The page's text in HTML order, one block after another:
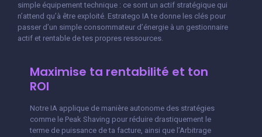
simple équipement technique : ce sont un actif stratégique qui
n’attend qu’à être exploité. Estratego IA te donne les clés pour
passer d’un simple consommateur d’énergie à un gestionnaire
actif et rentable de tes propres ressources.
Maximise ta rentabilité et ton
ROI
Notre IA applique de manière autonome des stratégies
comme le Peak Shaving pour réduire drastiquement le
terme de puissance de ta facture, ainsi que l’Arbitrage